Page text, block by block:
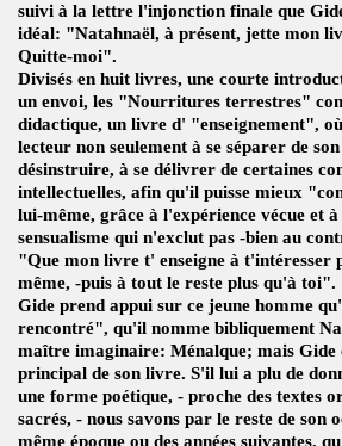
suivi à la lettre l'injonction finale que
idéal: "Natahnaël, à présent, jette mon
Quitte-moi".
Divisés en huit livres, une courte
un envoi, les "Nourritures terrestres"
didactique, un livre d' "enseignement",
lecteur non seulement à se séparer de
désinstruire, à se délivrer de certaines
intellectuelles, afin qu'il puisse mieux
lui-même, grâce à l'expérience vécue et
sensualisme qui n'exclut pas -bien au
"Que mon livre t' enseigne à t'intéresser
même, -puis à tout le reste plus qu'à toi".
Gide prend appui sur ce jeune homme
rencontré", qu'il nomme bibliquement
maître imaginaire: Ménalque; mais Gide
principal de son livre. S'il lui a plu de
une forme poétique, - proche des textes
sacrés, - nous savons par le reste de son
même époque ou des années suivantes,